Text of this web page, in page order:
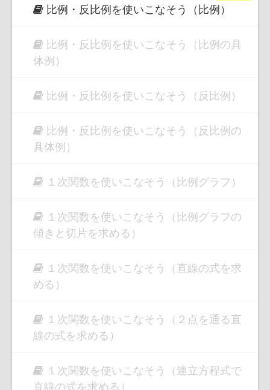
比例・反比例を使いこなそう（比例）
比例・反比例を使いこなそう（比例の具
体例）
比例・反比例を使いこなそう（反比例）
比例・反比例を使いこなそう（反比例の
具体例）
１次関数を使いこなそう（比例グラフ）
１次関数を使いこなそう（比例グラフの
傾きと切片を求める）
１次関数を使いこなそう（直線の式を求
める）
１次関数を使いこなそう（２点を通る直
線の式を求める）
１次関数を使いこなそう（連立方程式で
直線の式を求める）